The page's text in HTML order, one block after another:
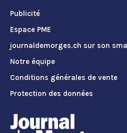
Publicité
Espace PME
journaldemorges.ch sur son
Notre équipe
Conditions générales de vente
Protection des données